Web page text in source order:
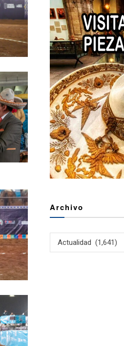
Archivo
Archivo
Actualidad (1,641)